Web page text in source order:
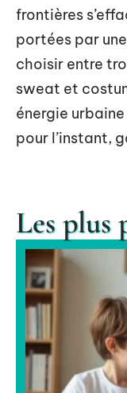
frontières
portées par
choisir entre
sweat et
énergie
pour l’instant,
Les plus